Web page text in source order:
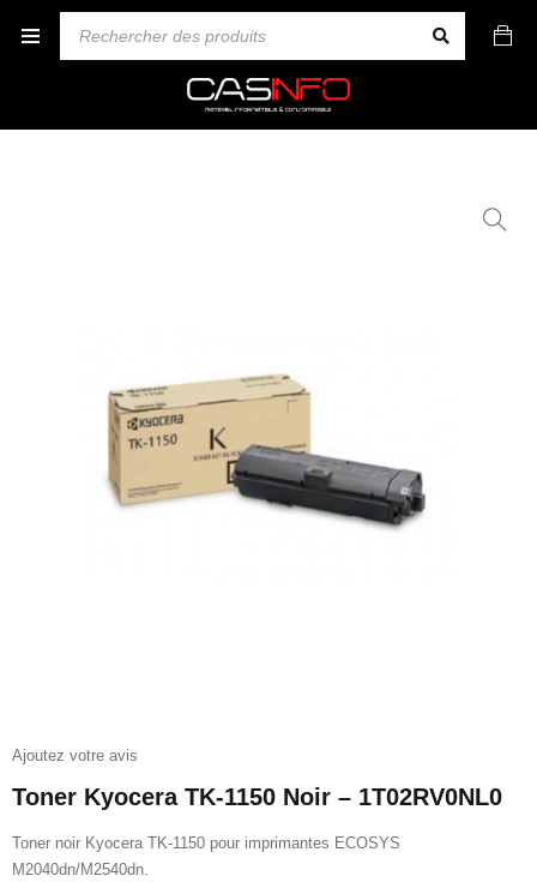
Ajoutez votre avis
Toner Kyocera TK-1150 Noir – 1T02RV0NL0
Toner noir Kyocera TK-1150 pour imprimantes ECOSYS
M2040dn/M2540dn.